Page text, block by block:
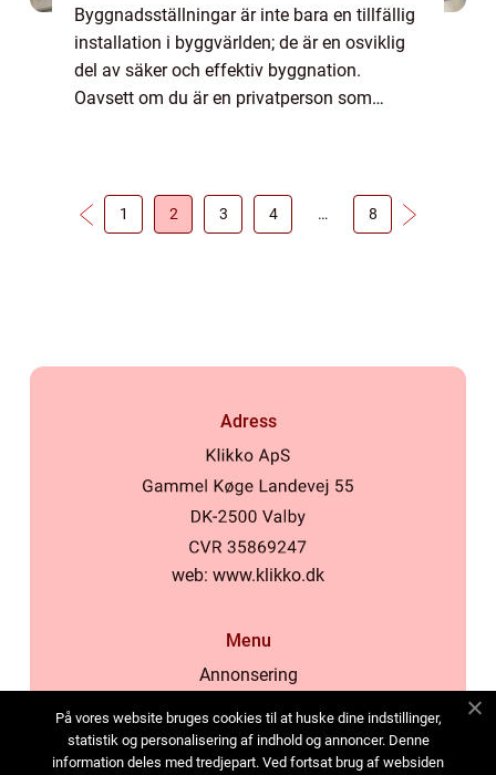
Byggnadsställningar är inte bara en tillfällig
installation i byggvärlden; de är en osviklig
del av säker och effektiv byggnation.
Oavsett om du är en privatperson som
1 2 3 4 … 8
Adress
web: www.klikko.dk
Menu
Annonsering
Cookies
Kontakta oss
På vores website bruges cookies til at huske dine indstillinger,
statistik og personalisering af indhold og annoncer. Denne
information deles med tredjepart. Ved fortsat brug af websiden